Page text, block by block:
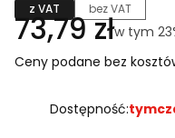
z VAT bez VAT
Cena
73,79 złw tym
w tym
Ceny podane bez
Dostępność: